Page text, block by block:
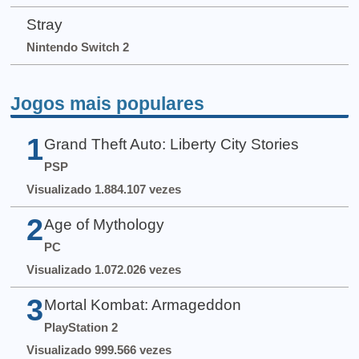
Stray
Nintendo Switch 2
Jogos mais populares
1 Grand Theft Auto: Liberty City Stories
PSP
Visualizado 1.884.107 vezes
2 Age of Mythology
PC
Visualizado 1.072.026 vezes
3 Mortal Kombat: Armageddon
PlayStation 2
Visualizado 999.566 vezes